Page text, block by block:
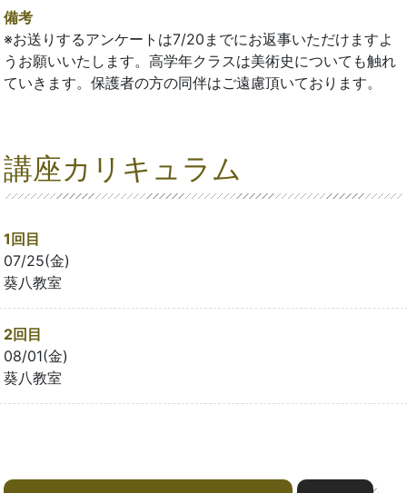
備考
※お送りするアンケートは7/20までにお返事いただけますよ
うお願いいたします。高学年クラスは美術史についても触れ
ていきます。保護者の方の同伴はご遠慮頂いております。
講座カリキュラム
1回目
07/25(金)
葵八教室
2回目
08/01(金)
葵八教室